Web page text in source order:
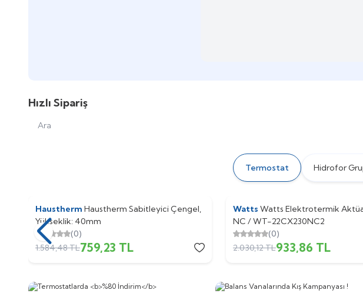
Hızlı Sipariş
Ara
Termostat Hidrofor
%52
Yeni
Haustherm Haustherm Sabitleyici Çengel,
Yükseklik: 40mm
(0)
1.584,48TL759,23 TL
%54
Watts Watts Elektrotermik
NC / WT-22CX230NC2
(0)
2.030,12TL933,86 TL